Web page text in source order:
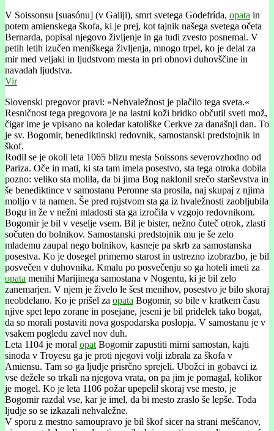
V Soissonsu [suasónu] (v Galiji), smrt svetega Godefrída, opata in
potem amienskega škofa, ki je prej, kot tajnik našega svetega očeta
Bernarda, popisal njegovo življenje in ga tudi zvesto posnemal. V
petih letih izučen meniškega življenja, mnogo trpel, ko je delal za
mir med veljaki in ljudstvom mesta in pri obnovi duhovščine in
navadah ljudstva.
Vir
Slovenski pregovor pravi: »Nehvaležnost je plačilo tega sveta.«
Resničnost tega pregovora je na lastni koži bridko občutil sveti mož,
čigar ime je vpisano na koledar katoliške Cerkve za današnji dan. To
je sv. Bogomir, benediktinski redovnik, samostanski predstojnik in
škof.
Rodil se je okoli leta 1065 blizu mesta Soissons severovzhodno od
Pariza. Oče in mati, ki sta tam imela posestvo, sta tega otroka dobila
pozno: veliko sta molila, da bi jima Bog naklonil srečo starševstva in
še benediktince v samostanu Peronne sta prosila, naj skupaj z njima
molijo v ta namen. Še pred rojstvom sta ga iz hvaležnosti zaobljubila
Bogu in že v nežni mladosti sta ga izročila v vzgojo redovnikom.
Bogomir je bil v veselje vsem. Bil je bister, nežno čuteč otrok, zlasti
sočuten do bolnikov. Samostanski predstojnik mu je še zelo
mlademu zaupal nego bolnikov, kasneje pa skrb za samostanska
posestva. Ko je dosegel primerno starost in ustrezno izobrazbo, je bil
posvečen v duhovnika. Kmalu po posvečenju so ga hoteli imeti za
opata menihi Marijinega samostana v Nogentu, ki je bil zelo
zanemarjen. V njem je živelo le šest menihov, posestvo je bilo skoraj
neobdelano. Ko je prišel za opata Bogomir, so bile v kratkem času
njive spet lepo zorane in posejane, jeseni je bil pridelek tako bogat,
da so morali postaviti nova gospodarska poslopja. V samostanu je v
vsakem pogledu zavel nov duh.
Leta 1104 je moral opat Bogomir zapustiti mirni samostan, kajti
sinoda v Troyesu ga je proti njegovi volji izbrala za škofa v
Amiensu. Tam so ga ljudje prisrčno sprejeli. Ubožci in gobavci iz
vse dežele so trkali na njegova vrata, on pa jim je pomagal, kolikor
je mogel. Ko je leta 1106 požar upepelil skoraj vse mesto, je
Bogomir razdal vse, kar je imel, da bi mesto zraslo še lepše. Toda
ljudje so se izkazali nehvaležne.
V sporu z mestno samoupravo je bil škof sicer na strani meščanov,